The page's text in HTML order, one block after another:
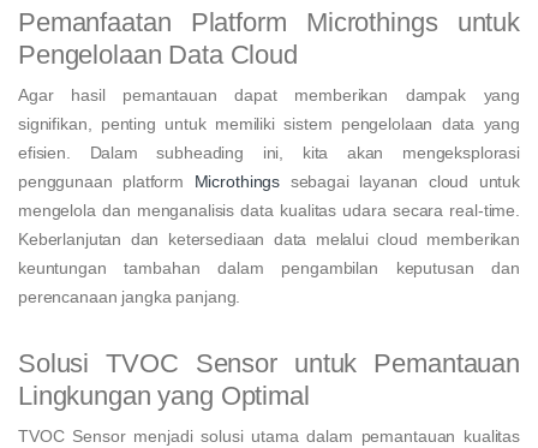
Pemanfaatan Platform Microthings untuk
Pengelolaan Data Cloud
Agar hasil pemantauan dapat memberikan dampak yang
signifikan, penting untuk memiliki sistem pengelolaan data yang
efisien. Dalam subheading ini, kita akan mengeksplorasi
penggunaan platform Microthings sebagai layanan cloud untuk
mengelola dan menganalisis data kualitas udara secara real-time.
Keberlanjutan dan ketersediaan data melalui cloud memberikan
keuntungan tambahan dalam pengambilan keputusan dan
perencanaan jangka panjang.
Solusi TVOC Sensor untuk Pemantauan
Lingkungan yang Optimal
TVOC Sensor menjadi solusi utama dalam pemantauan kualitas